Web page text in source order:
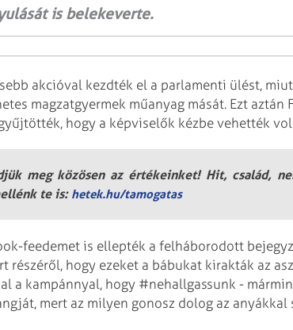
is belekeverte.
akcióval kezdték el a parlamenti ülést,
magzatgyermek műanyag mását. Ezt aztán
hogy a képviselők kézbe vehették
meg közösen az értékeinket! Hit, család,
te is: hetek.hu/tamogatas
feedemet is ellepték a felháborodott
részéről, hogy ezeket a bábukat kirakták az
a kampánnyal, hogy #nehallgassunk -
mert az milyen gonosz dolog az anyákkal